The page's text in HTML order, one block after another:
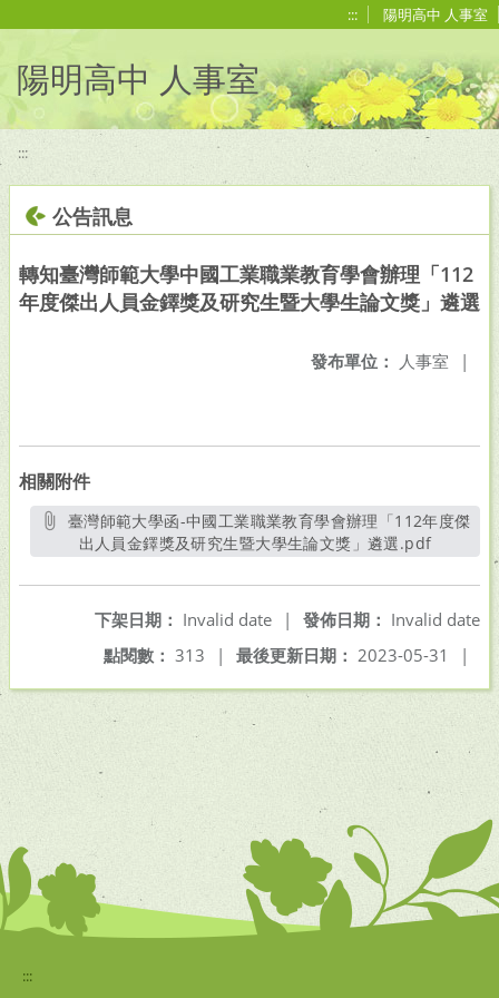
::: 陽明高中 人事室
陽明高中 人事室
:::
公告訊息
轉知臺灣師範大學中國工業職業教育學會辦理「112
年度傑出人員金鐸獎及研究生暨大學生論文獎」遴選
發布單位： 人事室 |
相關附件
出人員金鐸獎及研究生暨大學生論文獎」遴選.pdf另開新視
發佈日期： Invalid date
下架日期： Invalid date
|
最後更新日期： 2023-05-31 |
點閱數： 313 |
:::